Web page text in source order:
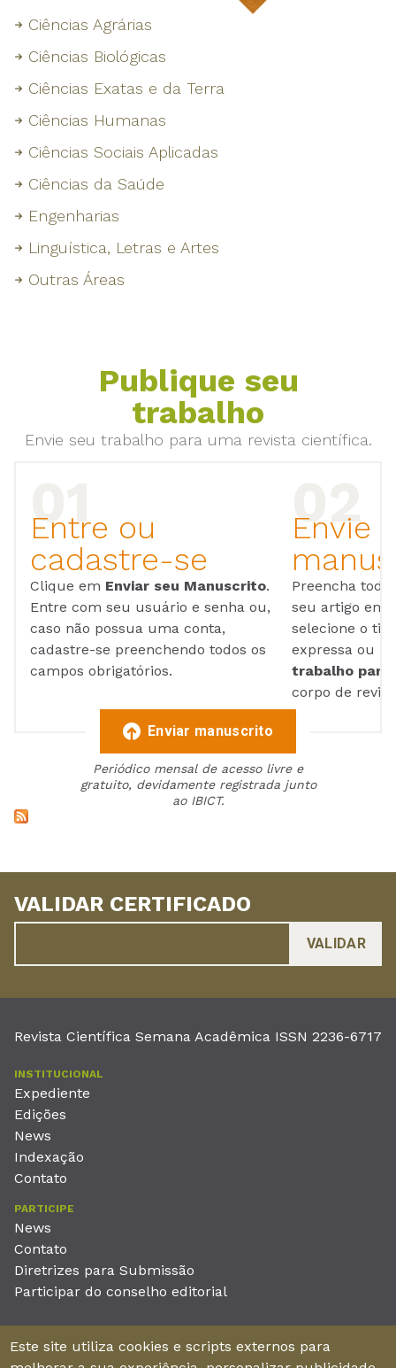
Ciências Agrárias
Ciências Biológicas
Ciências Exatas e da Terra
Ciências Humanas
Ciências Sociais Aplicadas
Ciências da Saúde
Engenharias
Linguística, Letras e Artes
Outras Áreas
Publique seu
trabalho
Envie seu trabalho para uma revista científica.
Entre ou
cadastre-se
Clique em Enviar seu Manuscrito.
Entre com seu usuário e senha ou,
caso não possua uma conta,
cadastre-se preenchendo todos os
campos obrigatórios.
Envie
Preencha
seu artigo em
selecione o
expressa ou
trabalho para
corpo de
Enviar manuscrito
Periódico mensal de acesso livre e
gratuito, devidamente registrada junto
ao IBICT.
VALIDAR CERTIFICADO
Revista Científica Semana Acadêmica ISSN 2236-6717
INSTITUCIONAL
Expediente
Edições
News
Indexação
Contato
PARTICIPE
News
Contato
Diretrizes para Submissão
Participar do conselho editorial
Unieducar Inteligência Educacional Ltda
Este site utiliza cookies e scripts externos para